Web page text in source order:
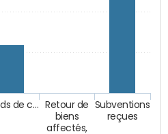
de c…
Retour de
biens
affectés,
Subventions
reçues